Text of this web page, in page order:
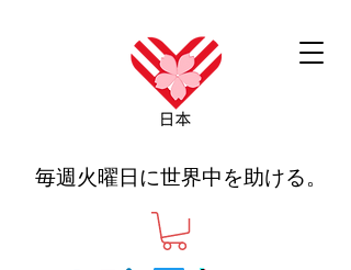
毎週火曜日に世界中を助ける。